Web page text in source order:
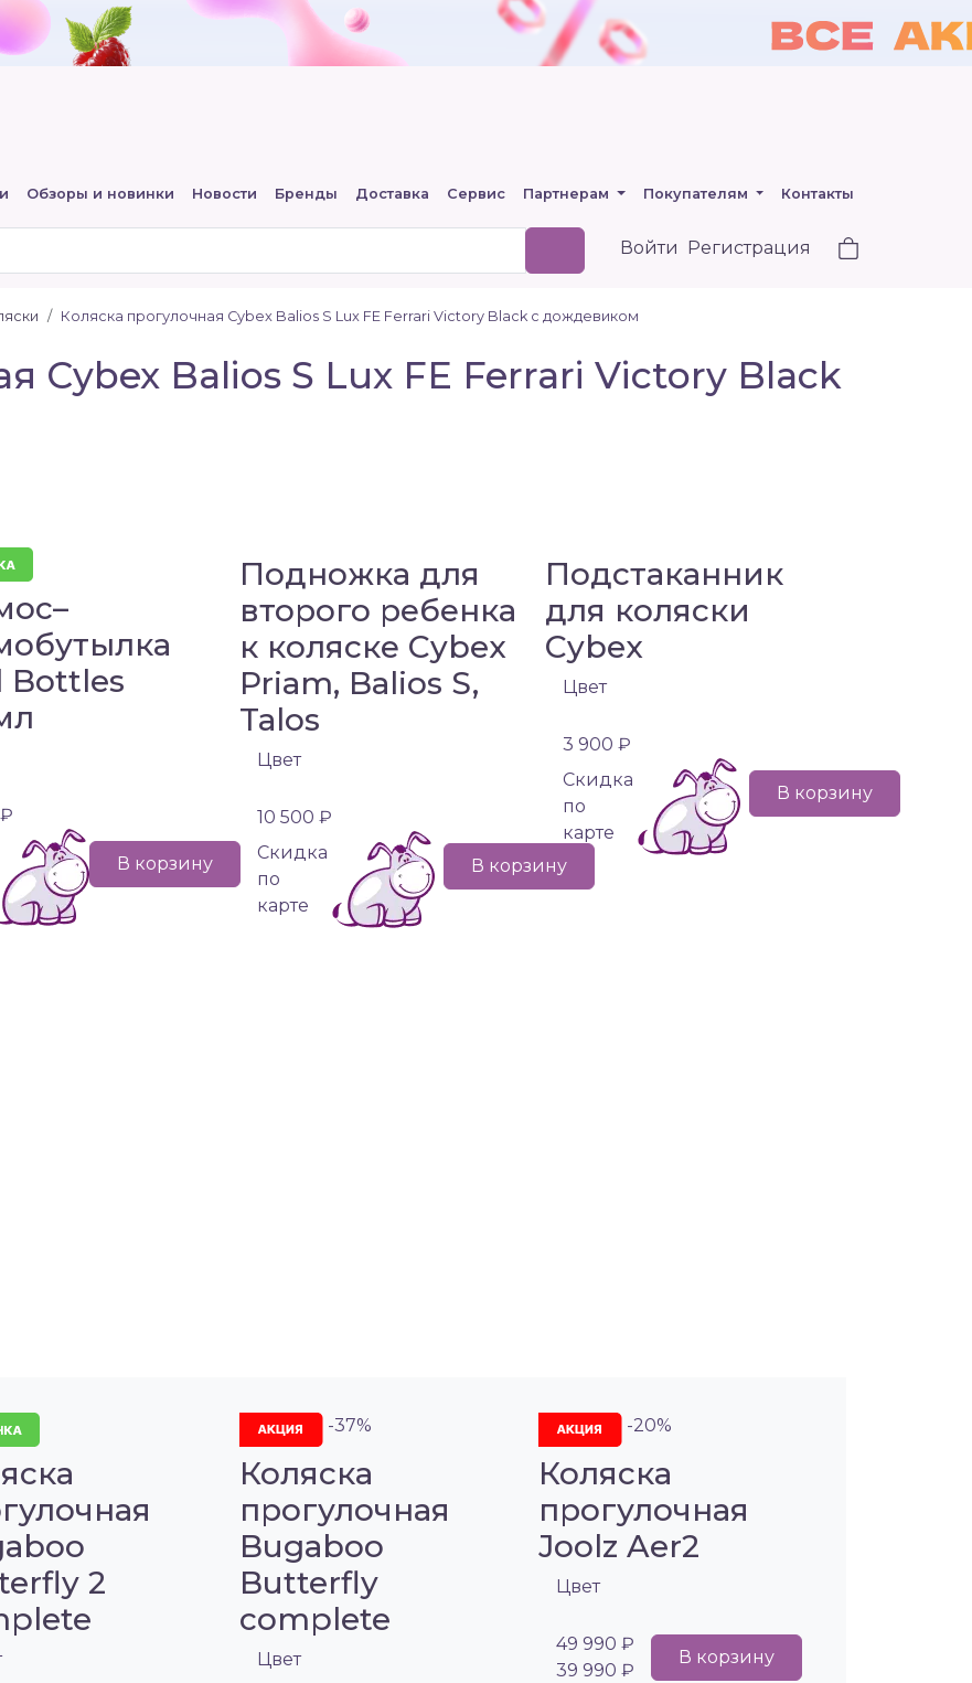
Обзоры и новинки Новости Бренды Доставка Сервис Партнерам Покупателям Контакты
Войти Регистрация
Коляска прогулочная Cybex Balios S Lux FE Ferrari Victory Black с дождевиком
Cybex Balios S Lux FE Ferrari Victory Black
Bottles
В корзину
Подножка для
второго ребенка
к коляске Cybex
Priam, Balios S,
Talos
Цвет
10 500 ₽
Cкидка
по
карте
В корзину
Подстаканник
для коляски
Cybex
Цвет
3 900 ₽
Cкидка
по
карте
В корзину
2
-37%
Коляска
прогулочная
Bugaboo
Butterfly
complete
Цвет
-20%
Коляска
прогулочная
Joolz Aer2
Цвет
49 990 ₽
39 990 ₽
В корзину